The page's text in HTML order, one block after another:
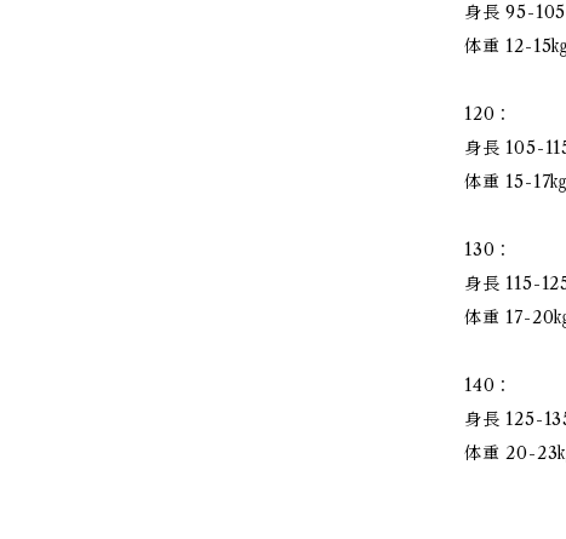
身長 95-
体重 12-15㎏
120：
身長 105-
体重 15-17
130：
身長 115-
体重 17-20
140：
身長 125-
体重 20-23